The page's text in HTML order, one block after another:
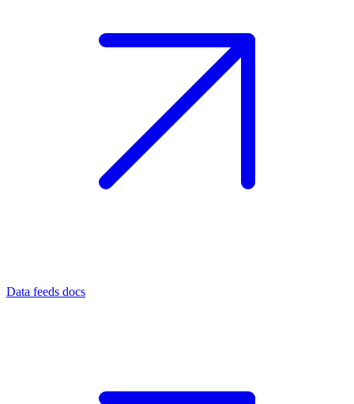
Data feeds docs